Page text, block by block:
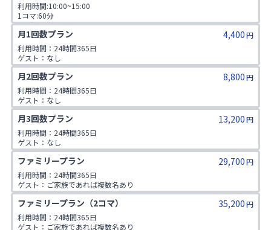
利用時間:10:00~15:00
1コマ:60分
対象年齢:60歳以上
ゲスト:無し
月1回数プラン 4,400円
利用時間：24時間365日
ゲスト：なし
月2回数プラン 8,800円
利用時間：24時間365日
ゲスト：なし
月3回数プラン 13,200円
利用時間：24時間365日
ゲスト：なし
ファミリープラン 29,700円
利用時間：24時間365日
ゲスト：ご家族であれば複数名あり
※ご入会時にご家族名の登録をお願いしております。二親等までのご家
族が対象です。
ファミリープラン（2コマ） 35,200円
利用時間：24時間365日
ゲスト：ご家族であれば複数名あり